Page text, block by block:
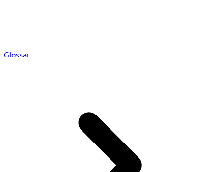
Glossar